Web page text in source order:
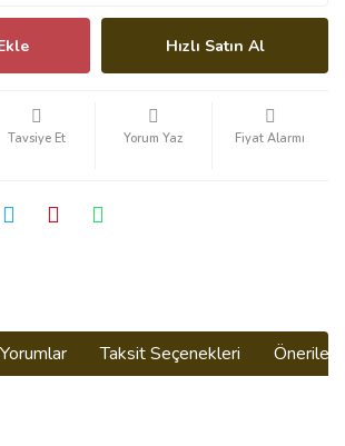
Hızlı Satın Al
Tavsiye Et Yorum Yaz Fiyat Alarmı
Yorumlar Taksit Seçenekleri